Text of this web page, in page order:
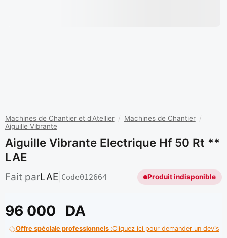
Machines de Chantier et d'Atellier / Machines de Chantier /
Aiguille Vibrante
Aiguille Vibrante Electrique Hf 50 Rt **
LAE
Fait parLAE| Code012664 Produit indisponible
96 000 DA
Offre spéciale professionnels :Cliquez ici pour demander un devis